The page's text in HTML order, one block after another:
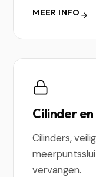
MEER INFO
Cilinder
Cilinders,
vervangen.